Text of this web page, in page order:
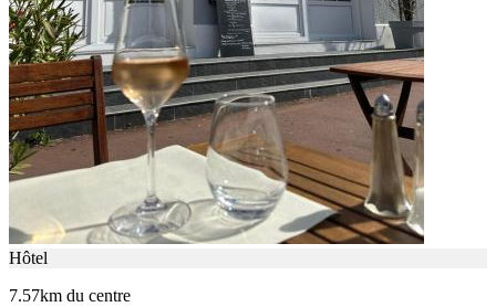
Hôtel
7.57km du centre